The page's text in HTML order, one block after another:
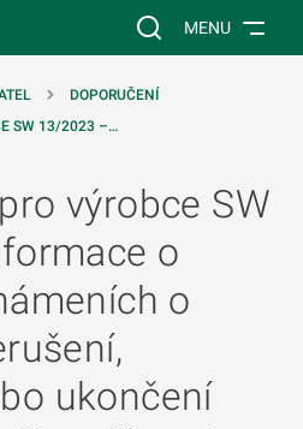
Vyhledávání na
MENU
DOPORUČENÍ
SW 13/2023 –…
výrobce SW
o
o
ukončení